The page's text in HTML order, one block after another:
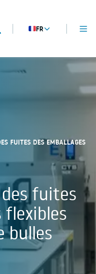
FR MENU
FUITES DES EMBALLAGES
fuites
flexibles
bulles